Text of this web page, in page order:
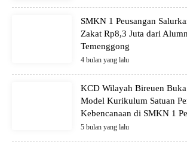
SMKN 1 Peusangan
Zakat Rp8,3 Juta dari
Temenggong
4 bulan yang lalu
KCD Wilayah Bireuen Buka
Model Kurikulum Satuan
Kebencanaan di SMKN 1
5 bulan yang lalu